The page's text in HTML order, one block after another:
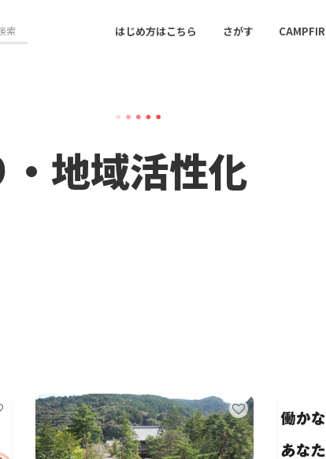
はじめ方はこちら さがす
音楽
地域活性化